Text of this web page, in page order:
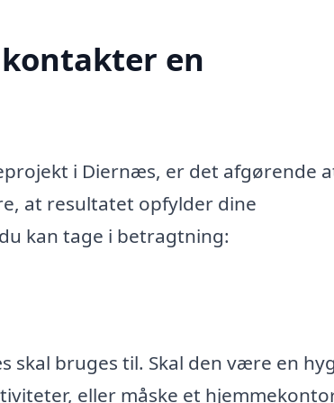
en
i Diernæs, er det afgørende
at resultatet opfylder dine
kan tage i betragtning:
skal bruges til. Skal den være en
eller måske et